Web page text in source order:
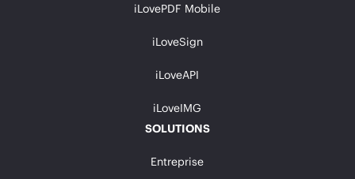
iLovePDF Mobile
iLoveSign
iLoveAPI
iLoveIMG
SOLUTIONS
Entreprise